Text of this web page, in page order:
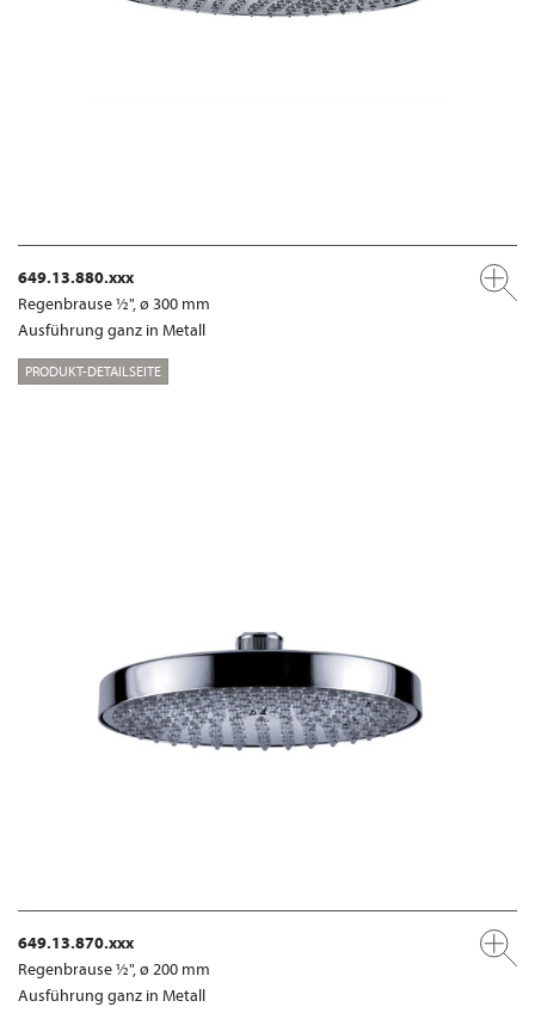
649.13.880.xxx
Regenbrause ½", ø 300 mm
Ausführung ganz in Metall
PRODUKT-DETAILSEITE
649.13.870.xxx
Regenbrause ½", ø 200 mm
Ausführung ganz in Metall